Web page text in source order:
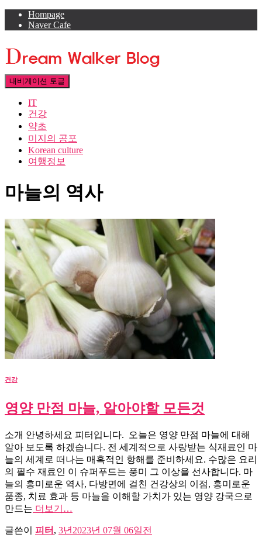
Hompage
Naver Cafe
내비게이션 토글
IT
건강
약초
미지의 공포
Korean culture
여행정보
마늘의 역사
건강
영양 만점 마늘, 알아야할 모든것
소개 안녕하세요 피터입니다. 오늘은 영양 만점 마늘에 대해
알아 보도록 하겠습니다. 전 세계적으로 사랑받는 식재료인 마
늘의 세계로 떠나는 매혹적인 항해를 준비하세요. 수많은 요리
의 필수 재료인 이 슈퍼푸드는 풍미 그 이상을 선사합니다. 마
늘의 흥미로운 역사, 다방면에 걸친 건강상의 이점, 흥미로운
품종, 치료 효과 등 마늘을 이해할 가치가 있는 영양 강국으로
만드는 더보기…
글쓴이 피터 , 3년 2023년 07월 06일전